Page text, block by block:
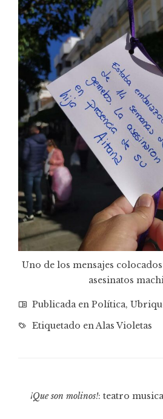
Uno de los mensajes
asesinatos
Publicada en Política,
Etiquetado enAlas Violetas
¡Que son molinos!: teatro